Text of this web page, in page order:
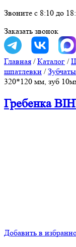
Звоните с 8:10 до
Заказать звонок
Главная /Каталог /
шпатлевки /
320*120 мм, зуб
Гребенка
Добавить в